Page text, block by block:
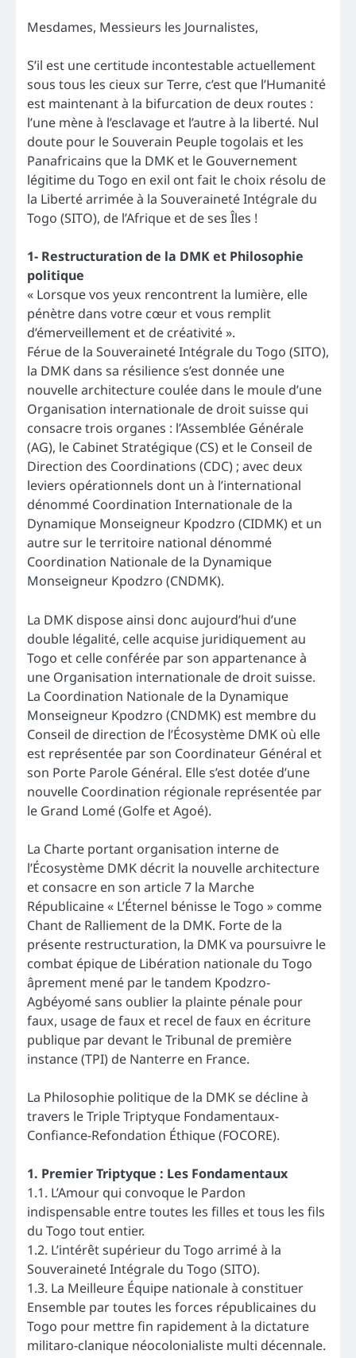
Mesdames, Messieurs les Journalistes,
S’il est une certitude incontestable actuellement
sous tous les cieux sur Terre, c’est que l’Humanité
est maintenant à la bifurcation de deux routes :
l’une mène à l’esclavage et l’autre à la liberté. Nul
doute pour le Souverain Peuple togolais et les
Panafricains que la DMK et le Gouvernement
légitime du Togo en exil ont fait le choix résolu de
la Liberté arrimée à la Souveraineté Intégrale du
Togo (SITO), de l’Afrique et de ses Îles !
1- Restructuration de la DMK et Philosophie
politique
« Lorsque vos yeux rencontrent la lumière, elle
pénètre dans votre cœur et vous remplit
d’émerveillement et de créativité ».
Férue de la Souveraineté Intégrale du Togo (SITO),
la DMK dans sa résilience s’est donnée une
nouvelle architecture coulée dans le moule d’une
Organisation internationale de droit suisse qui
consacre trois organes : l’Assemblée Générale
(AG), le Cabinet Stratégique (CS) et le Conseil de
Direction des Coordinations (CDC) ; avec deux
leviers opérationnels dont un à l’international
dénommé Coordination Internationale de la
Dynamique Monseigneur Kpodzro (CIDMK) et un
autre sur le territoire national dénommé
Coordination Nationale de la Dynamique
Monseigneur Kpodzro (CNDMK).
La DMK dispose ainsi donc aujourd’hui d’une
double légalité, celle acquise juridiquement au
Togo et celle conférée par son appartenance à
une Organisation internationale de droit suisse.
La Coordination Nationale de la Dynamique
Monseigneur Kpodzro (CNDMK) est membre du
Conseil de direction de l’Écosystème DMK où elle
est représentée par son Coordinateur Général et
son Porte Parole Général. Elle s’est dotée d’une
nouvelle Coordination régionale représentée par
le Grand Lomé (Golfe et Agoé).
La Charte portant organisation interne de
l’Écosystème DMK décrit la nouvelle architecture
et consacre en son article 7 la Marche
Républicaine « L’Éternel bénisse le Togo » comme
Chant de Ralliement de la DMK. Forte de la
présente restructuration, la DMK va poursuivre le
combat épique de Libération nationale du Togo
âprement mené par le tandem Kpodzro-
Agbéyomé sans oublier la plainte pénale pour
faux, usage de faux et recel de faux en écriture
publique par devant le Tribunal de première
instance (TPI) de Nanterre en France.
La Philosophie politique de la DMK se décline à
travers le Triple Triptyque Fondamentaux-
Confiance-Refondation Éthique (FOCORE).
1. Premier Triptyque : Les Fondamentaux
1.1. L’Amour qui convoque le Pardon
indispensable entre toutes les filles et tous les fils
du Togo tout entier.
1.2. L’intérêt supérieur du Togo arrimé à la
Souveraineté Intégrale du Togo (SITO).
1.3. La Meilleure Équipe nationale à constituer
Ensemble par toutes les forces républicaines du
Togo pour mettre fin rapidement à la dictature
militaro-clanique néocolonialiste multi décennale.